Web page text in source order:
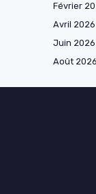
Février
Avril 2026
Juin 2026
Août 2026